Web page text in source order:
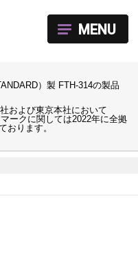
）製 FTH-314の製品
および東京本社において
ークに関しては2022年に全拠
おります。
MENU